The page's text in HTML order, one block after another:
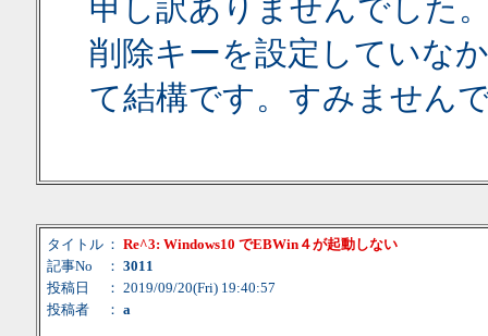
申し訳ありませんでした
削除キーを設定していな
て結構です。すみません
タイトル ： Re^3: Windows10 でEBWin４が起動しない
記事No
： 3011
投稿日
： 2019/09/20(Fri) 19:40:57
投稿者
： a